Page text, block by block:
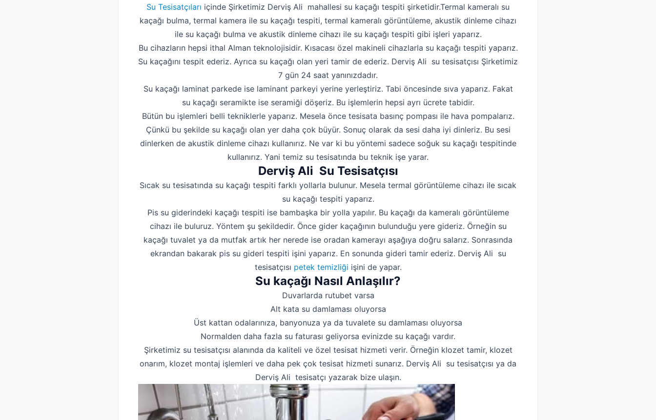
İletişim
Su Tesisatçıları içinde Şirketimiz Derviş Ali mahallesi su kaçağı tespiti şirketidir.Termal kameralı su
kaçağı bulma, termal kamera ile su kaçağı tespiti, termal kameralı görüntüleme, akustik dinleme cihazı
ile su kaçağı bulma ve akustik dinleme cihazı ile su kaçağı tespiti gibi işleri yaparız.
Bu cihazların hepsi ithal Alman teknolojisidir. Kısacası özel makineli cihazlarla su kaçağı tespiti yaparız.
Su kaçağını tespit ederiz. Ayrıca su kaçağı olan yeri tamir de ederiz. Derviş Ali su tesisatçısı Şirketimiz
7 gün 24 saat yanınızdadır.
Su kaçağı laminat parkede ise laminant parkeyi yerine yerleştiriz. Tabi öncesinde sıva yaparız. Fakat
su kaçağı seramikte ise seramiği döşeriz. Bu işlemlerin hepsi ayrı ücrete tabidir.
Bütün bu işlemleri belli tekniklerle yaparız. Mesela önce tesisata basınç pompası ile hava pompalarız.
Çünkü bu şekilde su kaçağı olan yer daha çok büyür. Sonuç olarak da sesi daha iyi dinleriz. Bu sesi
dinlerken de akustik dinleme cihazı kullanırız. Ne var ki bu yöntemi sadece soğuk su kaçağı tespitinde
kullanırız. Yani temiz su tesisatında bu teknik işe yarar.
Derviş Ali Su Tesisatçısı
Sıcak su tesisatında su kaçağı tespiti farklı yollarla bulunur. Mesela termal görüntüleme cihazı ile sıcak
su kaçağı tespiti yaparız.
Pis su giderindeki kaçağı tespiti ise bambaşka bir yolla yapılır. Bu kaçağı da kameralı görüntüleme
cihazı ile buluruz. Yöntem şu şekildedir. Önce gider kaçağının bulunduğu yere gideriz. Örneğin su
kaçağı tuvalet ya da mutfak artık her nerede ise oradan kamerayı aşağıya doğru salarız. Sonrasında
ekrandan bakarak pis su gideri tespiti işini yaparız. En sonunda gideri tamir ederiz. Derviş Ali su
tesisatçısı petek temizliği işini de yapar.
Su kaçağı Nasıl Anlaşılır?
Duvarlarda rutubet varsa
Alt kata su damlaması oluyorsa
Üst kattan odalarınıza, banyonuza ya da tuvalete su damlaması oluyorsa
Normalden daha fazla su faturası geliyorsa evinizde su kaçağı vardır.
Şirketimiz su tesisatçısı alanında da kaliteli ve özel tesisat hizmeti verir. Örneğin klozet tamir, klozet
onarım, klozet montaj işlemleri ve daha pek çok tesisat hizmeti sunarız. Derviş Ali su tesisatçısı ya da
Derviş Ali tesisatçı yazarak bize ulaşın.